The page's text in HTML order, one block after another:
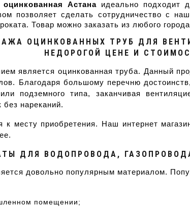
оцинкованная Астана идеально подходит
позволяет сделать сотрудничество с
Товар можно заказать из любого
ОЦИНКОВАННЫХ ТРУБ ДЛЯ
НЕДОРОГОЙ ЦЕНЕ И
является оцинкованная труба. Данный
Благодаря большому перечню
подземного типа, заканчивая
нареканий.
месту приобретения. Наш интернет
ДЛЯ ВОДОПРОВОДА,
довольно популярным материалом.
помещении;